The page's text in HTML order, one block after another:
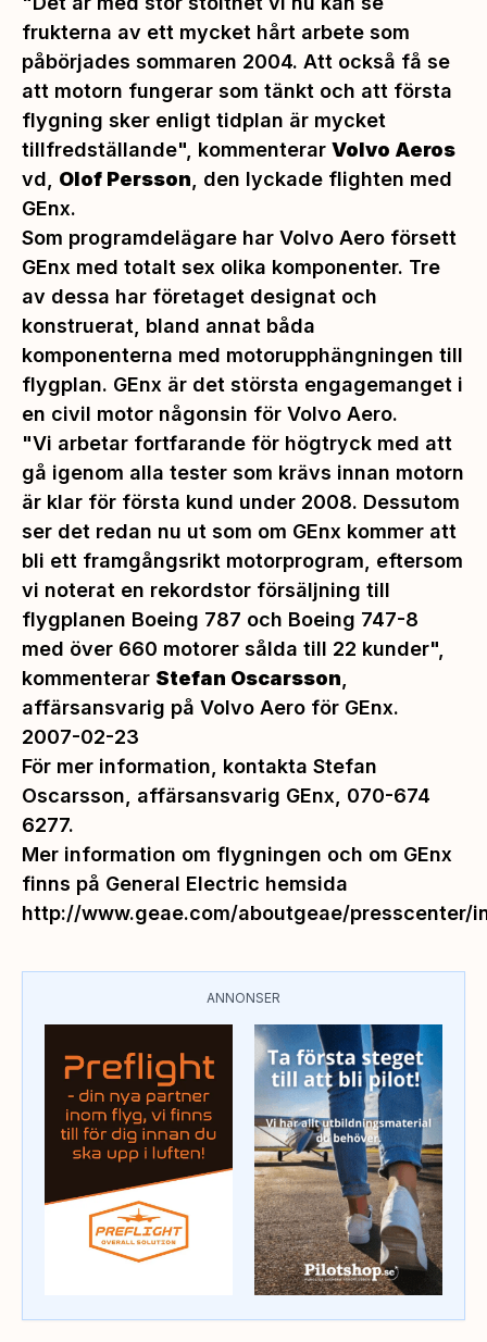
frukterna av ett mycket hårt arbete som
påbörjades sommaren 2004. Att också få se
att motorn fungerar som tänkt och att första
flygning sker enligt tidplan är mycket
tillfredställande", kommenterar Volvo Aeros
vd, Olof Persson , den lyckade flighten med
GEnx.
Som programdelägare har Volvo Aero försett
GEnx med totalt sex olika komponenter. Tre
av dessa har företaget designat och
konstruerat, bland annat båda
komponenterna med motorupphängningen till
flygplan. GEnx är det största engagemanget i
en civil motor någonsin för Volvo Aero.
"Vi arbetar fortfarande för högtryck med att
gå igenom alla tester som krävs innan motorn
är klar för första kund under 2008. Dessutom
ser det redan nu ut som om GEnx kommer att
bli ett framgångsrikt motorprogram, eftersom
vi noterat en rekordstor försäljning till
flygplanen Boeing 787 och Boeing 747-8
med över 660 motorer sålda till 22 kunder",
kommenterar Stefan Oscarsson
affärsansvarig på Volvo Aero för GEnx.
2007-02-23
För mer information, kontakta Stefan
Oscarsson, affärsansvarig GEnx, 070-674
6277.
Mer information om flygningen och om GEnx
finns på General Electric hemsida
http://www.geae.com/aboutgeae/presscenter/
ANNONSER